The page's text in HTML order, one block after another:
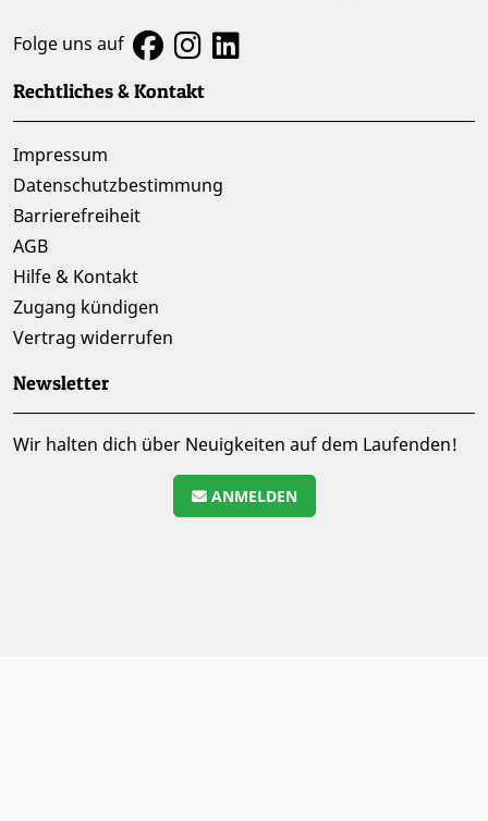
Folge uns auf
Rechtliches & Kontakt
Impressum
Datenschutzbestimmung
Barrierefreiheit
AGB
Hilfe & Kontakt
Zugang kündigen
Vertrag widerrufen
Newsletter
Wir halten dich über Neuigkeiten auf dem Laufenden!
ANMELDEN